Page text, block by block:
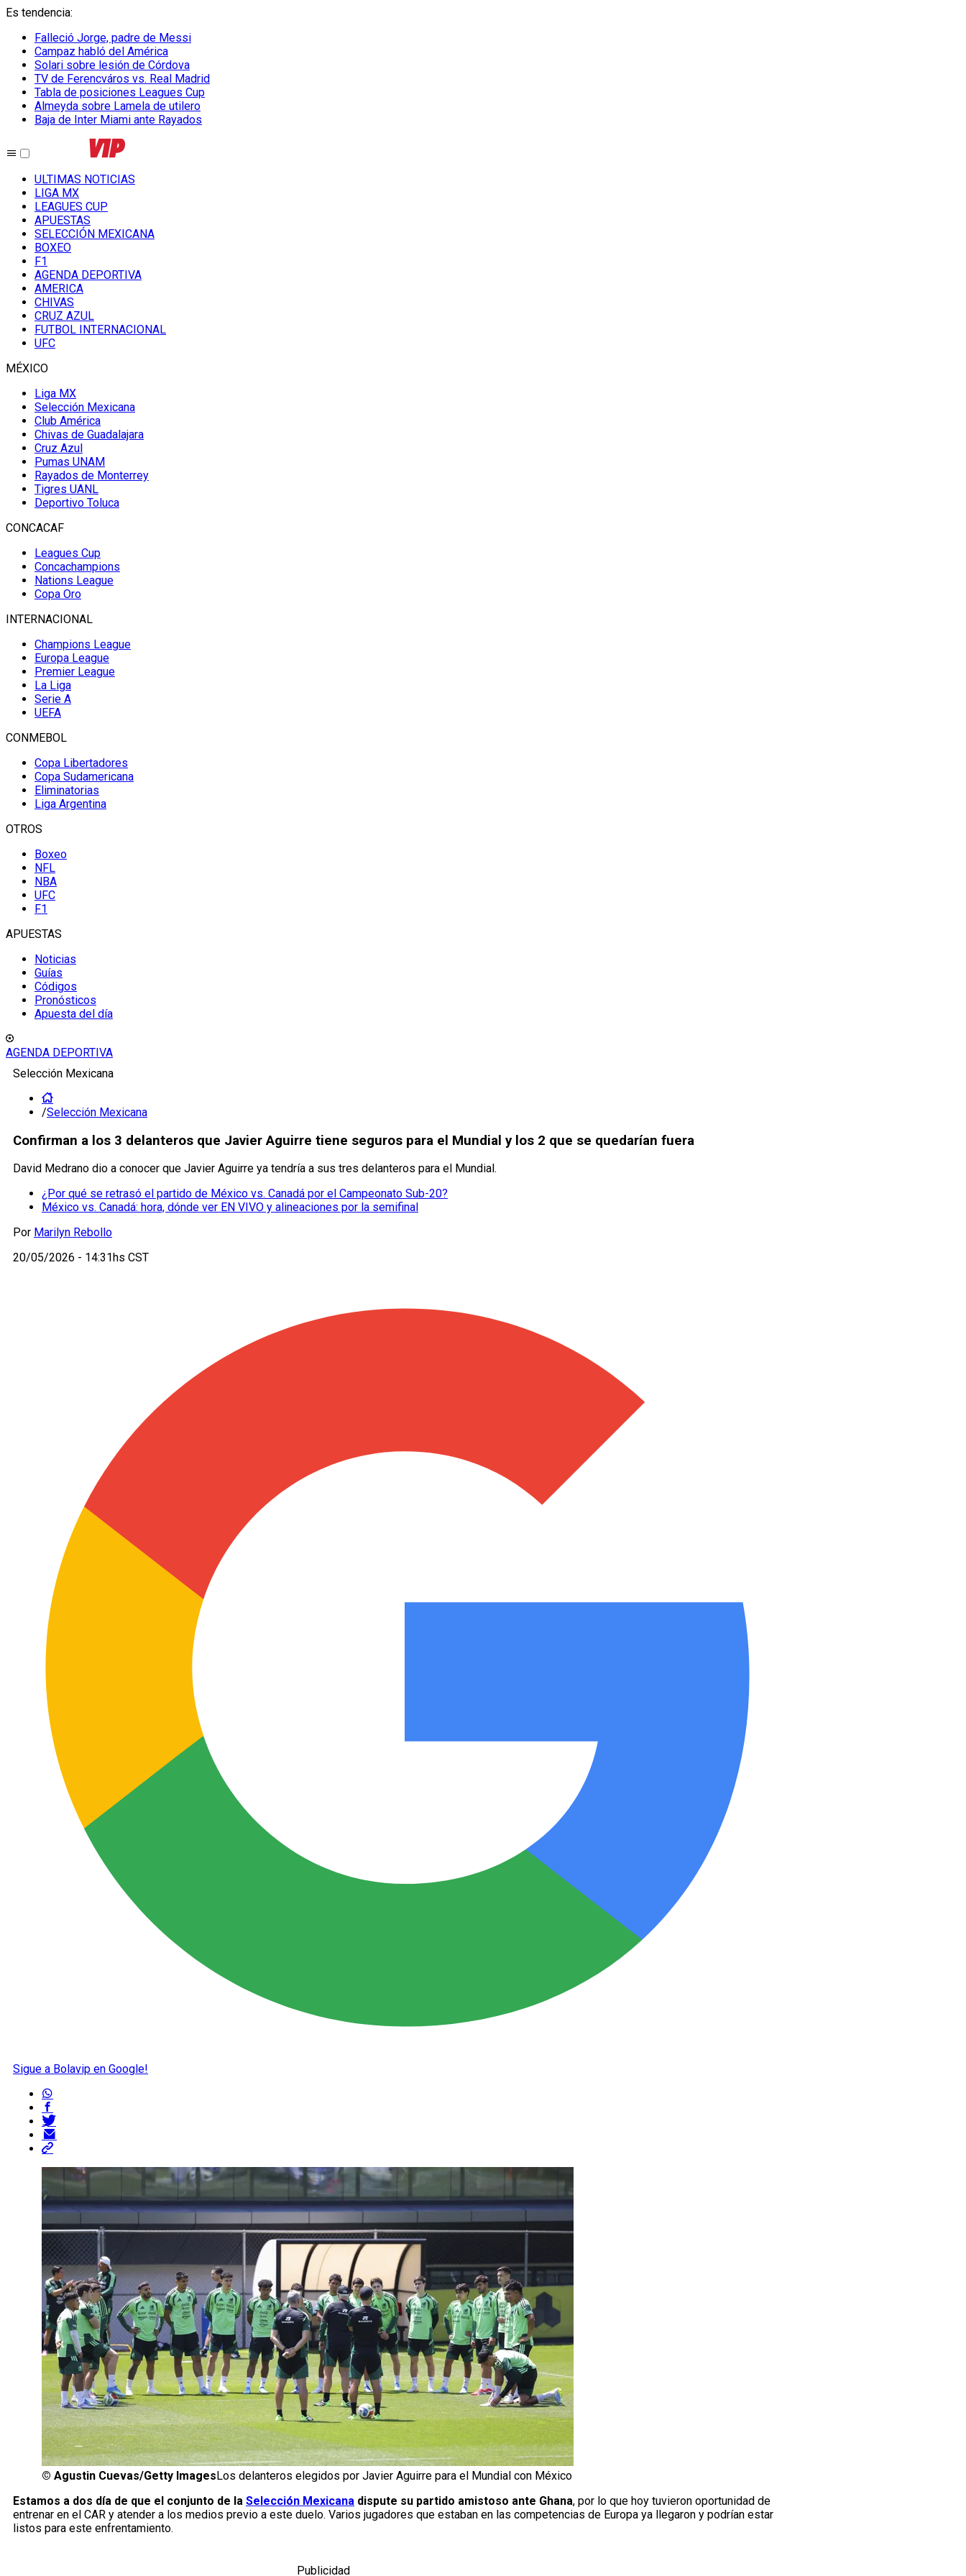
Es tendencia:
Falleció Jorge, padre de Messi
Campaz habló del América
Solari sobre lesión de Córdova
TV de Ferencváros vs. Real Madrid
Tabla de posiciones Leagues Cup
Almeyda sobre Lamela de utilero
Baja de Inter Miami ante Rayados
ULTIMAS NOTICIAS
LIGA MX
LEAGUES CUP
APUESTAS
SELECCIÓN MEXICANA
BOXEO
F1
AGENDA DEPORTIVA
AMERICA
CHIVAS
CRUZ AZUL
FUTBOL INTERNACIONAL
UFC
MÉXICO
Liga MX
Selección Mexicana
Club América
Chivas de Guadalajara
Cruz Azul
Pumas UNAM
Rayados de Monterrey
Tigres UANL
Deportivo Toluca
CONCACAF
Leagues Cup
Concachampions
Nations League
Copa Oro
INTERNACIONAL
Champions League
Europa League
Premier League
La Liga
Serie A
UEFA
CONMEBOL
Copa Libertadores
Copa Sudamericana
Eliminatorias
Liga Argentina
OTROS
Boxeo
NFL
NBA
UFC
F1
APUESTAS
Noticias
Guías
Códigos
Pronósticos
Apuesta del día
AGENDA DEPORTIVA
Selección Mexicana
/Selección Mexicana
Confirman a los 3 delanteros que Javier Aguirre tiene seguros para el Mundial y los 2 que se quedarían fuera
David Medrano dio a conocer que Javier Aguirre ya tendría a sus tres delanteros para el Mundial.
¿Por qué se retrasó el partido de México vs. Canadá por el Campeonato Sub-20?
México vs. Canadá: hora, dónde ver EN VIVO y alineaciones por la semifinal
Por Marilyn Rebollo
20/05/2026 - 14:31hs CST
Sigue a Bolavip en Google!
© Agustin Cuevas/Getty Images Los delanteros elegidos por Javier Aguirre para el Mundial con México
Estamos a dos día de que el conjunto de la Selección Mexicana dispute su partido amistoso ante Ghana, por lo que hoy tuvieron oportunidad de
entrenar en el CAR y atender a los medios previo a este duelo. Varios jugadores que estaban en las competencias de Europa ya llegaron y podrían estar
listos para este enfrentamiento.
Publicidad